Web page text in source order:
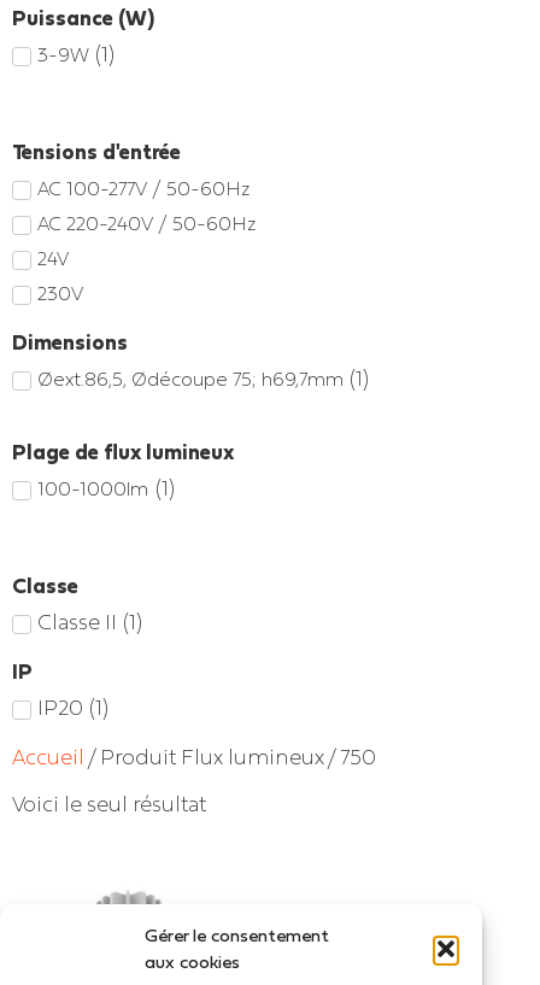
Gérer le consentement
aux cookies
Puissance (W)
3-9W (1)
Tensions d'entrée
AC 100-277V / 50-60Hz
AC 220-240V / 50-60Hz
24V
230V
Dimensions
Øext.86,5, Ødécoupe 75; h69,7mm (1)
Plage de flux lumineux
100-1000lm (1)
Classe
Classe II (1)
IP
IP20 (1)
Accueil / Produit Flux lumineux / 750
Voici le seul résultat